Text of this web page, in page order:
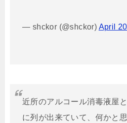
— shckor (@shckor) April
近所のアルコール消毒液屋
に列が出来ていて、何かと